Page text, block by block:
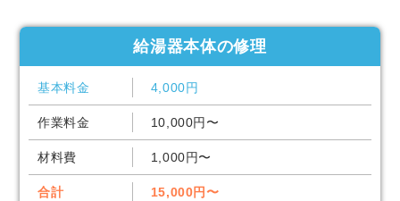
給湯器本体の修理
基本料金 4,000円
作業料金 10,000円〜
材料費 1,000円〜
合計 15,000円〜